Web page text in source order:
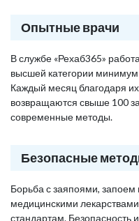
Опытные врачи
В службе «Рехаб365»
высшей категории
Каждый месяц благодаря
возвращаются свыше 100
современные методы.
Безопасные
Борьба с заяпоями,
медицинскими
стандартам. Безопасность